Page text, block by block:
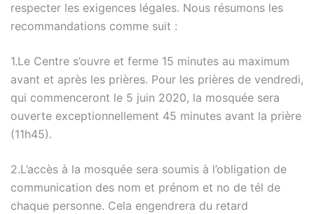
respecter les exigences légales. Nous résumons les
recommandations comme suit :
1.Le Centre s’ouvre et ferme 15 minutes au maximum
avant et après les prières. Pour les prières de vendredi,
qui commenceront le 5 juin 2020, la mosquée sera
ouverte exceptionnellement 45 minutes avant la prière
(11h45).
2.L’accès à la mosquée sera soumis à l’obligation de
communication des nom et prénom et no de tél de
chaque personne. Cela engendrera du retard